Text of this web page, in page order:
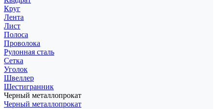
Круг
Лента
Лист
Полоса
Проволока
Рулонная сталь
Сетка
Уголок
Швеллер
Шестигранник
Черный металлопрокат
Черный металлопрокат